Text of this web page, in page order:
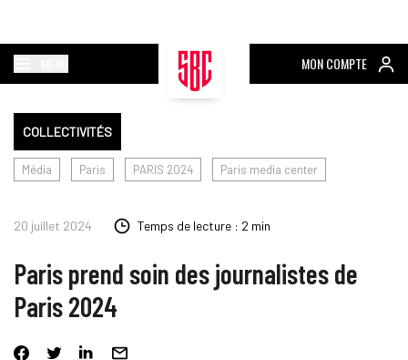
MON COMPTE
COLLECTIVITÉS
Média Paris PARIS 2024 Paris media center
20 juillet 2024 Temps de lecture : 2 min
Paris prend soin des journalistes de
Paris 2024